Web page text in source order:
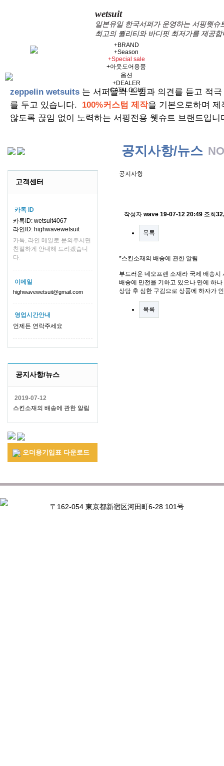
wetsuit
일본유일 한국서퍼가 운영하는 서핑웻
최고의 퀄리티와 바디핏 최저가를 제공합
+BRAND
+Season
+Special sale
+아웃도어용품
옵션
+DEALER
+CATALOGUE
zeppelin wetsuits 는 서퍼들의 느낌과 의견를 듣고 적
를 두고 있습니다. 100%커스텀 제작을 기본으로하며
않도록 끊임 없이 노력하는 서핑전용 웻슈트 브랜드입니
고객센터
카톡 ID
카톡ID: wetsuit4067
라인ID: highwavewetsuit
카톡, 라인 메일로 문의주시면
친절하게 안내해 드리겠습니
다.
이메일
highwavewetsuit@gmail.com
영업시간안내
언제든 연락주세요
공지사항/뉴스
2019-07-12
스킨소재의 배송에 관한 알림
오더용기입표 다운로드
공지사항/뉴스
공지사항
작성자 wave 19-07-12 20:49 조회
목록
*스킨소재의 배송에 관한 알림
부드러운 네오프렌 소재라 국제 배송
배송에 만전을 기하고 있으나 만에 하
상담 후 심한 구김으로 상품에 하자가
목록
〒162-054 東京都新宿区河田町6-28 101号